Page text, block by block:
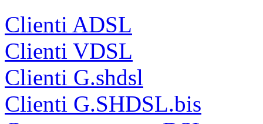
Clienti ADSL
Clienti VDSL
Clienti G.shdsl
Clienti G.SHDSL.bis